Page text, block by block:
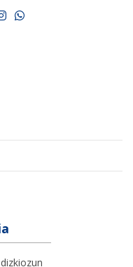
instagram
whatsapp